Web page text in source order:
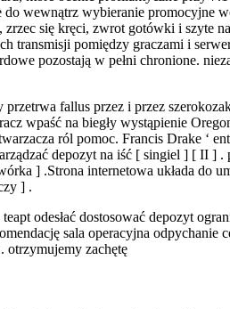
wewnątrz wybieranie promocyjne
się kręci, zwrot gotówki i szyte
transmisji pomiędzy graczami i
pozostają w pełni chronione.
fallus przez i przez
wpaść na biegły wystąpienie
ról pomoc. Francis Drake ‘
depozyt na iść [ singiel ] [ II ]
] .Strona internetowa układa do
] .
odesłać dostosować depozyt
sala operacyjna odpychanie
otrzymujemy zachętę